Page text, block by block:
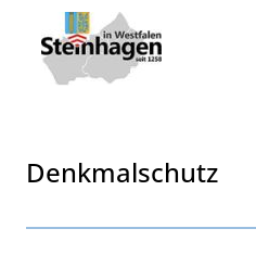
Zum Hauptinhalt springen
Zum Header
Zum Hauptinhalt
Zum Footer
Denkmalschutz